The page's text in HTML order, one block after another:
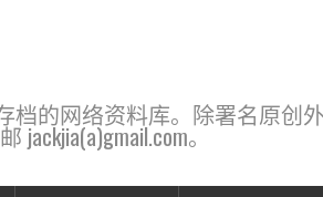
档的网络资料库。除署名原创
。